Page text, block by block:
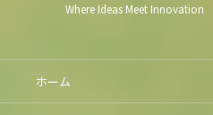
Where Ideas Meet Innovation
ホーム